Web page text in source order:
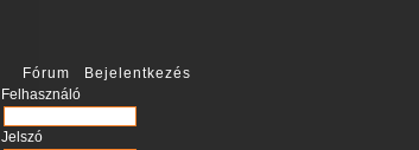
Fórum Bejelentkezés
Felhasználó
Jelszó